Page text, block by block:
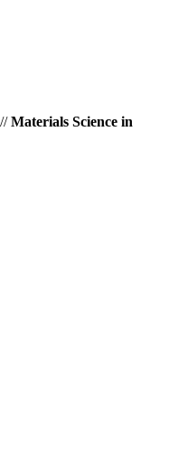
Materials Science in